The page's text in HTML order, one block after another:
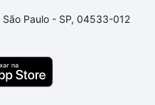
Paulo - SP, 04533-012